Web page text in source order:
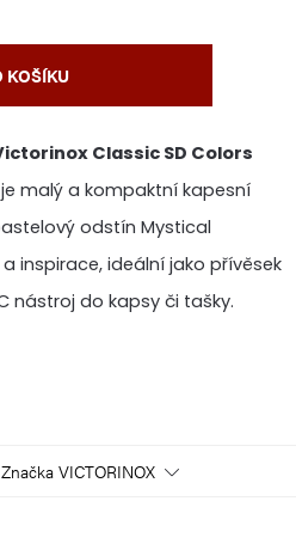
KOŠÍKU
Classic SD Colors
je malý a kompaktní kapesní
odstín Mystical
inspirace, ideální jako přívěsek
nástroj do kapsy či tašky.
Značka VICTORINOX